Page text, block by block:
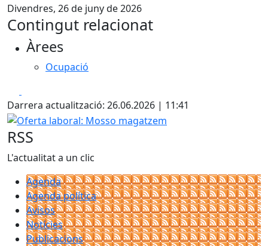
Divendres, 26 de juny de 2026
Contingut relacionat
Àrees
Ocupació
Darrera actualització: 26.06.2026 | 11:41
Oferta laboral: Mosso magatzem
RSS
L'actualitat a un clic
Agenda
Agenda política
Avisos
Notícies
Publicacions